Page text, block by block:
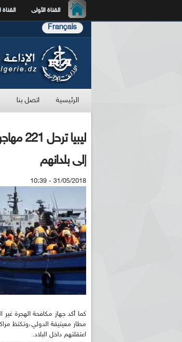
القناة الأولى القناة
Français
الرئيسية اتصل بنا
إلى بلدانهم
31/05/2018 - 10:39
مطار معيتيقة الدولي،وتكتظ
اعتقلتهم داخل البلاد.